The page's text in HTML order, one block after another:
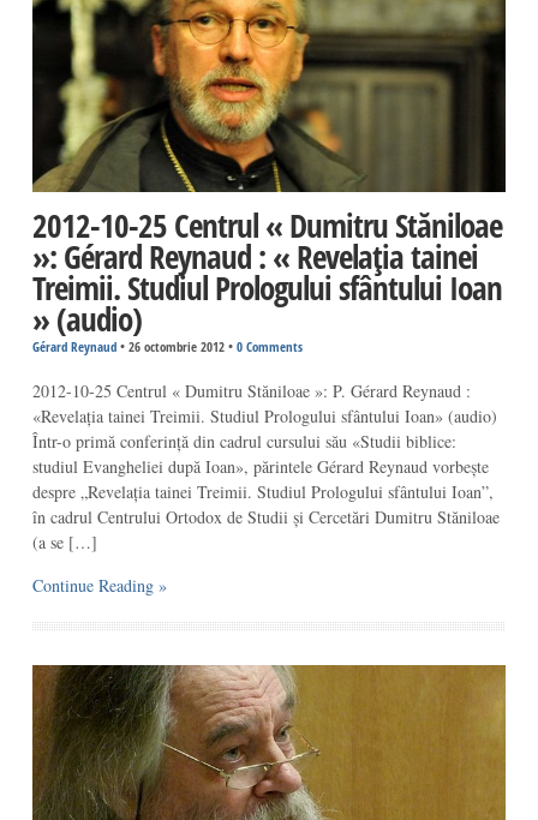
2012-10-25 Centrul « Dumitru Stăniloae
»: Gérard Reynaud : « Revelația tainei
Treimii. Studiul Prologului sfântului Ioan
» (audio)
Gérard Reynaud• 26 octombrie 2012• 0 Comments
2012-10-25 Centrul « Dumitru Stăniloae »: P. Gérard Reynaud :
«Revelația tainei Treimii. Studiul Prologului sfântului Ioan» (audio)
Într-o primă conferință din cadrul cursului său «Studii biblice:
studiul Evangheliei după Ioan», părintele Gérard Reynaud vorbește
despre „Revelația tainei Treimii. Studiul Prologului sfântului Ioan”,
în cadrul Centrului Ortodox de Studii și Cercetări Dumitru Stăniloae
(a se […]
Continue Reading »